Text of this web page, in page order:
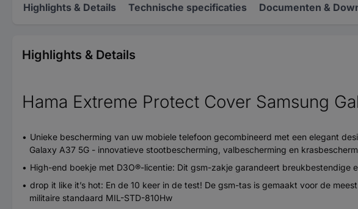
Highlights & Details Technische specificaties Documenten &
Highlights & Details
Hama Extreme Protect Cover Samsung
Unieke bescherming van uw mobiele telefoon gecombineerd met een elegant
Galaxy A37 5G - innovatieve stootbescherming, valbescherming en
High-end boekje met D3O®-licentie: Dit gsm-zakje garandeert breukbestendige
drop it like it’s hot: En de 10 keer in de test! De gsm-tas is gemaakt voor de
militaire standaard MIL-STD-810Hw